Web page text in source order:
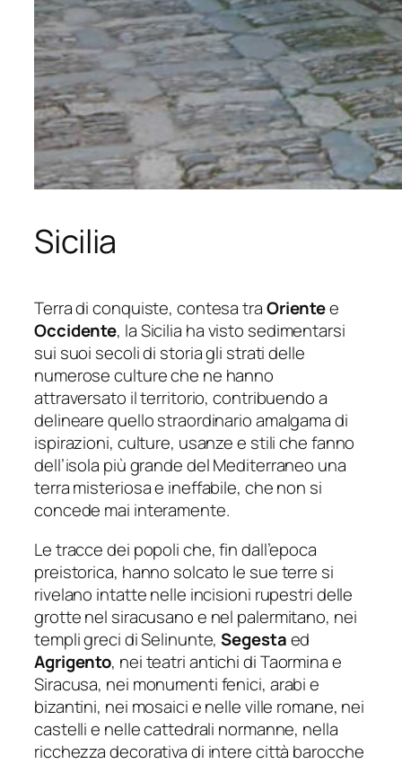
Sicilia
Terra di conquiste, contesa traOrientee
Occidente, la Sicilia ha visto sedimentarsi
sui suoi secoli di storia gli strati delle
numerose culture che ne hanno
attraversato il territorio, contribuendo a
delineare quello straordinario amalgama di
ispirazioni, culture, usanze e stili che fanno
dell’isola più grande del Mediterraneo una
terra misteriosa e ineffabile, che non si
concede mai interamente.
Le tracce dei popoli che, fin dall’epoca
preistorica, hanno solcato le sue terre si
rivelano intatte nelle incisioni rupestri delle
grotte nel siracusano e nel palermitano, nei
templi greci di Selinunte,Segestaed
Agrigento, nei teatri antichi di Taormina e
Siracusa, nei monumenti fenici, arabi e
bizantini, nei mosaici e nelle ville romane, nei
castelli e nelle cattedrali normanne, nella
ricchezza decorativa di intere città barocche